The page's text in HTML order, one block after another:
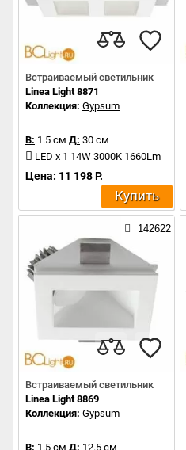
Встраиваемый светильник
Linea Light 8871
Коллекция: Gypsum
В: 1.5 см Д: 30 см
LED x 1 14W 3000K 1660Lm
Цена: 11 198 Р.
Купить
142622
Встраиваемый светильник
Linea Light 8869
Коллекция: Gypsum
В: 1.5 см Д: 12.5 см